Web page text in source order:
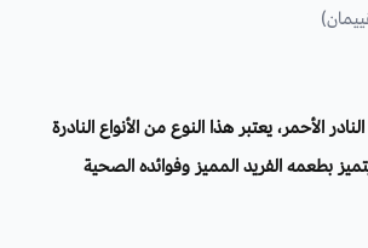
الأحمر، يعتبر هذا النوع من الأنواع النادرة
بطعمه الفريد المميز وفوائده الصحية
يُعد مصدراً للفيتامينات مقاوم